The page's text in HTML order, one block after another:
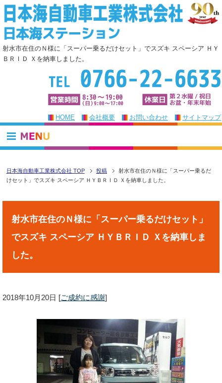
射水市在住のＮ様に「スーパー乗るだけセット」でスズキ スペーシア ＨＹ
ＢＲＩＤ Ｘを納車しました。
HOME 会社概要 お問い合わせ サイトマップ
日本海自動車工業株式会社 TOP 投稿
射水市在住のＮ様に「スーパー乗るだ
けセット」でスズキ スペーシア ＨＹＢＲＩＤ Ｘを納車しました。
射水市在住のＮ様に「スーパー乗るだけセット」
でスズキ スペーシア ＨＹＢＲＩＤ Ｘを納車しま
した。
2018年10月20日 [ご成約に感謝]